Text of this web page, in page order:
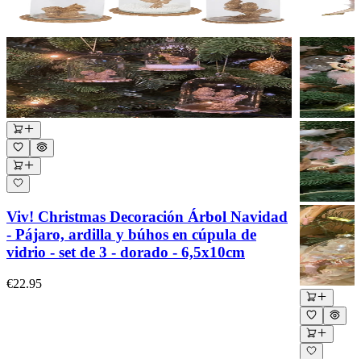
Viv! Christmas Decoración Árbol Navidad
- Pájaro, ardilla y búhos en cúpula de
vidrio - set de 3 - dorado - 6,5x10cm
€22.95